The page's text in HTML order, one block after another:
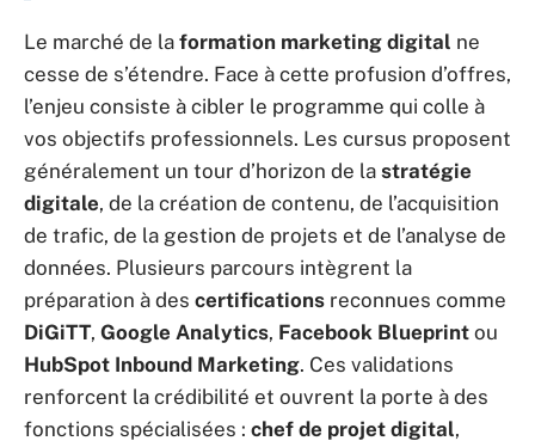
Le marché de la formation marketing digital ne
cesse de s’étendre. Face à cette profusion d’offres,
l’enjeu consiste à cibler le programme qui colle à
vos objectifs professionnels. Les cursus proposent
généralement un tour d’horizon de la stratégie
digitale, de la création de contenu, de l’acquisition
de trafic, de la gestion de projets et de l’analyse de
données. Plusieurs parcours intègrent la
préparation à des certifications reconnues comme
DiGiTT, Google Analytics, Facebook Blueprint ou
HubSpot Inbound Marketing. Ces validations
renforcent la crédibilité et ouvrent la porte à des
fonctions spécialisées : chef de projet digital,